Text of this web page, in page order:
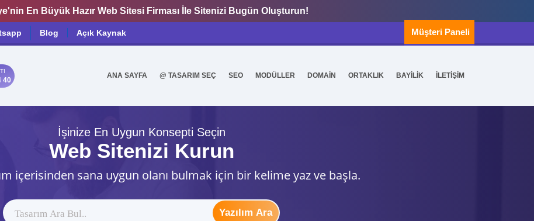
En Büyük Hazır Web Sitesi Firması İle Sitenizi Bugün Oluşturun!
Blog Açık Kaynak Müşteri Paneli
40
ANA SAYFA @ TASARIM SEÇ SEO MODÜLLER DOMAİN ORTAKLIK BAYİLİK İLETİŞİM
İşinize En Uygun Konsepti Seçin
Web Sitenizi Kurun
içerisinden sana uygun olanı bulmak için bir kelime yaz ve başla.
Yazılım Ara